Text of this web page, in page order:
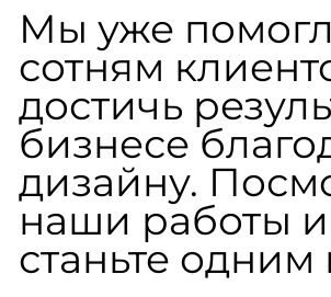
Мы уже
сотням
достичь
бизнесе
дизайну.
наши работы и
станьте одним